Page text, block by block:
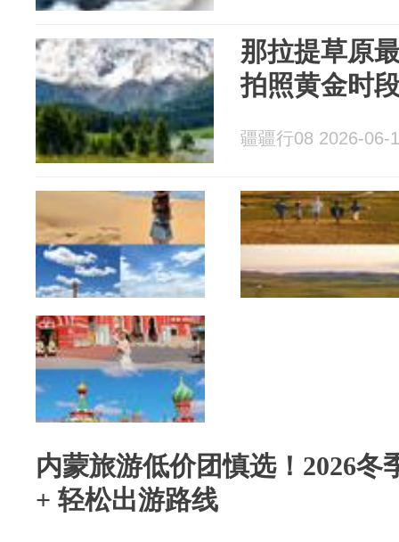
那拉提草原
拍照黄金时
疆疆行08 2026-06-
内蒙旅游低价团慎选！2026冬
+ 轻松出游路线